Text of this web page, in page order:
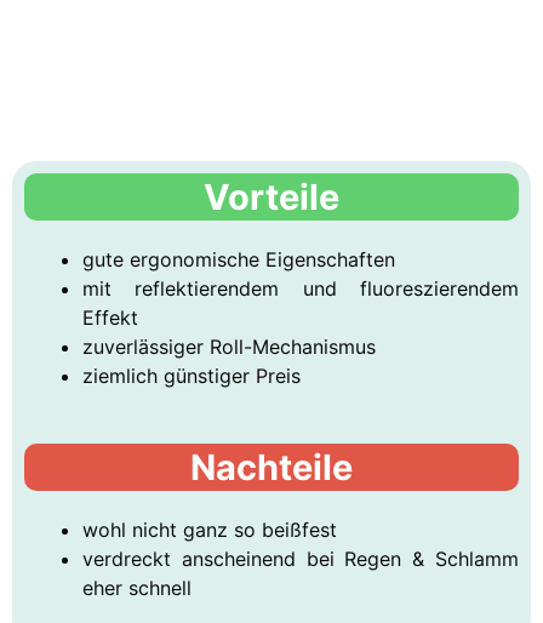
Vorteile
gute ergonomische Eigenschaften
mit reflektierendem und fluoreszierendem
Effekt
zuverlässiger Roll-Mechanismus
ziemlich günstiger Preis
Nachteile
wohl nicht ganz so beißfest
verdreckt anscheinend bei Regen & Schlamm
eher schnell